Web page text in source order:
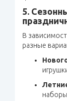
5.
В
разные